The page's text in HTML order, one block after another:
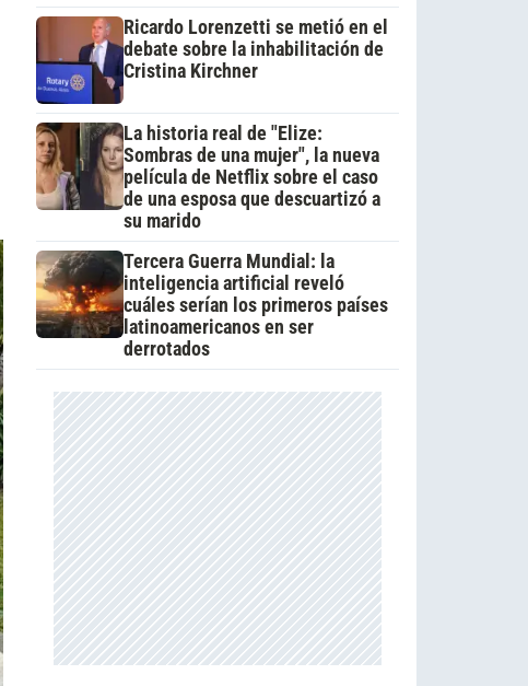
Ricardo Lorenzetti se metió en el
debate sobre la inhabilitación de
Cristina Kirchner
La historia real de "Elize:
Sombras de una mujer", la nueva
película de Netflix sobre el caso
de una esposa que descuartizó a
su marido
Tercera Guerra Mundial: la
inteligencia artificial reveló
cuáles serían los primeros países
latinoamericanos en ser
derrotados